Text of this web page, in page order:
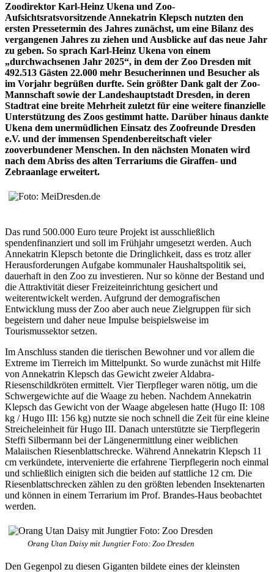
Zoodirektor Karl-Heinz Ukena und Zoo-
Aufsichtsratsvorsitzende Annekatrin Klepsch nutzten den
ersten Pressetermin des Jahres zunächst, um eine Bilanz des
vergangenen Jahres zu ziehen und Ausblicke auf das neue Jahr
zu geben. So sprach Karl-Heinz Ukena von einem
„durchwachsenen Jahr 2025“, in dem der Zoo Dresden mit
492.513 Gästen 22.000 mehr Besucherinnen und Besucher als
im Vorjahr begrüßen durfte. Sein größter Dank galt der Zoo-
Mannschaft sowie der Landeshauptstadt Dresden, in deren
Stadtrat eine breite Mehrheit zuletzt für eine weitere finanzielle
Unterstützung des Zoos gestimmt hatte. Darüber hinaus dankte
Ukena dem unermüdlichen Einsatz des Zoofreunde Dresden
e.V. und der immensen Spendenbereitschaft vieler
zooverbundener Menschen. In den nächsten Monaten wird
nach dem Abriss des alten Terrariums die Giraffen- und
Zebraanlage erweitert.
Das rund 500.000 Euro teure Projekt ist ausschließlich
spendenfinanziert und soll im Frühjahr umgesetzt werden. Auch
Annekatrin Klepsch betonte die Dringlichkeit, dass es trotz aller
Herausforderungen Aufgabe kommunaler Haushaltspolitik sei,
dauerhaft in den Zoo zu investieren. Nur so könne der Bestand und
die Attraktivität dieser Freizeiteinrichtung gesichert und
weiterentwickelt werden. Aufgrund der demografischen
Entwicklung muss der Zoo aber auch neue Zielgruppen für sich
begeistern und daher neue Impulse beispielsweise im
Tourismussektor setzen.
Im Anschluss standen die tierischen Bewohner und vor allem die
Extreme im Tierreich im Mittelpunkt. So wurde zunächst mit Hilfe
von Annekatrin Klepsch das Gewicht zweier Aldabra-
Riesenschildkröten ermittelt. Vier Tierpfleger waren nötig, um die
Schwergewichte auf die Waage zu heben. Nachdem Annekatrin
Klepsch das Gewicht von der Waage abgelesen hatte (Hugo II: 108
kg / Hugo III: 156 kg) nutzte sie noch schnell die Zeit für eine kleine
Streicheleinheit für Hugo III. Danach unterstützte sie Tierpflegerin
Steffi Silbermann bei der Längenermittlung einer weiblichen
Malaiischen Riesenblattschrecke. Während Annekatrin Klepsch 11
cm verkündete, intervenierte die erfahrene Tierpflegerin noch einmal
und schließlich einigten sich die beiden auf stattliche 12 cm. Die
Riesenblattschrecken zählen zu den größten lebenden Insektenarten
und können in einem Terrarium im Prof. Brandes-Haus beobachtet
werden.
Orang Utan Daisy mit Jungtier Foto: Zoo Dresden
Den Gegenpol zu diesen Giganten bildete eines der kleinsten